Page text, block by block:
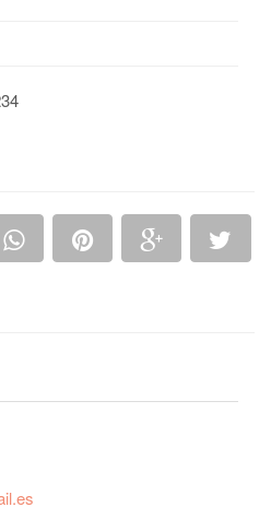
Compartir en Whatsapp
Compartir enCompartir